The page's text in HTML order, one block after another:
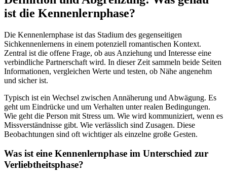
ist die Kennenlernphase?
Die Kennenlernphase ist das Stadium des gegenseitigen
Sichkennenlernens in einem potenziell romantischen Kontext.
Zentral ist die offene Frage, ob aus Anziehung und Interesse eine
verbindliche Partnerschaft wird. In dieser Zeit sammeln beide Seiten
Informationen, vergleichen Werte und testen, ob Nähe angenehm
und sicher ist.
Typisch ist ein Wechsel zwischen Annäherung und Abwägung. Es
geht um Eindrücke und um Verhalten unter realen Bedingungen.
Wie geht die Person mit Stress um. Wie wird kommuniziert, wenn es
Missverständnisse gibt. Wie verlässlich sind Zusagen. Diese
Beobachtungen sind oft wichtiger als einzelne große Gesten.
Was ist eine Kennenlernphase im Unterschied zur
Verliebtheitsphase?